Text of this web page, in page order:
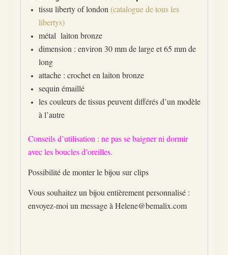
tissu liberty of london (catalogue de tous les
libertys)
métal laiton bronze
dimension : environ 30 mm de large et 65 mm de
long
attache : crochet en laiton bronze
sequin émaillé
les couleurs de tissus peuvent différés d’un modèle
à l’autre
Conseils d’utilisation : ne pas se baigner ni dormir
avec les boucles d’oreilles.
Possibilité de monter le bijou sur clips
Vous souhaitez un bijou entièrement personnalisé :
envoyez-moi un message à Helene@bemalix.com